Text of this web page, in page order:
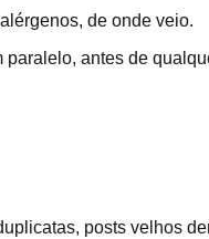
de onde veio.
antes de
posts velhos